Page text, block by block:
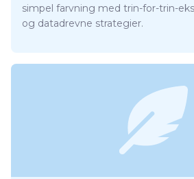
simpel farvning med trin-for-trin-
og datadrevne strategier.